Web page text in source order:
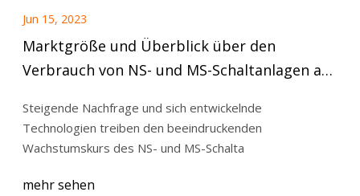
Jun 15, 2023
Marktgröße und Überblick über den
Verbrauch von NS- und MS-Schaltanlagen ab
Steigende Nachfrage und sich entwickelnde
Technologien treiben den beeindruckenden
Wachstumskurs des NS- und MS-Schalta
mehr sehen